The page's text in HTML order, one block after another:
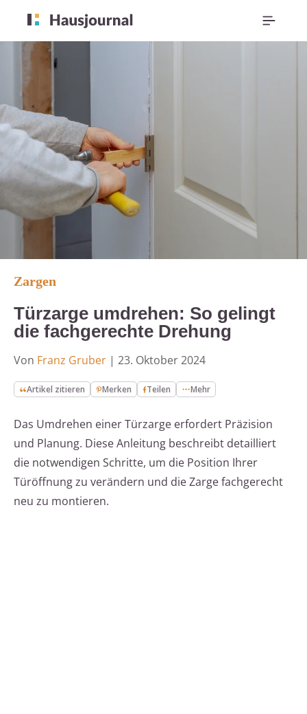
Zargen
Türzarge umdrehen: So gelingt
die fachgerechte Drehung
Von Franz Gruber | 23. Oktober 2024
Artikel zitieren Merken Teilen Mehr
Das Umdrehen einer Türzarge erfordert Präzision
und Planung. Diese Anleitung beschreibt detailliert
die notwendigen Schritte, um die Position Ihrer
Türöffnung zu verändern und die Zarge fachgerecht
neu zu montieren.